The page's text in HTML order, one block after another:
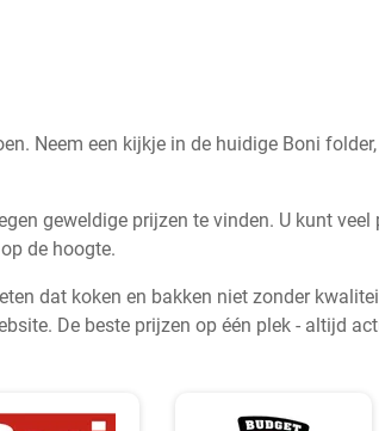
Neem een kijkje in de huidige Boni
geweldige prijzen te vinden. U kunt veel
de hoogte.
dat koken en bakken niet zonder
De beste prijzen op één plek - altijd